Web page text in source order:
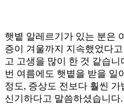
햇볕 알레르기가 있는 분은
증이 겨울까지 지속했었다
고 고생을 많이 한 것 같습니
번 여름에도 햇볕을 받을 일
정도, 증상도 전보다 훨씬
신기하다고 말씀하셨습니다.